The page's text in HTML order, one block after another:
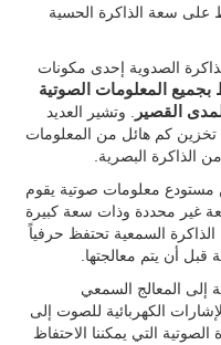
على سعة الذاكرة الحسية
الصدوية إحدى مكونات
بجميع المعلومات الصوتية
القصير
. وتشير العديد
تخزين كم هائل من المعلومات
مستودع معلومات صوتية يقوم
غير محددة وذات سعة كبيرة
السمعية تحتفظ حرفياً
قبل أن يتم معالجتها.
إلى المعالج السمعي
الكهربائية للصوت إلى
التي يمكننا الاحتفاظ